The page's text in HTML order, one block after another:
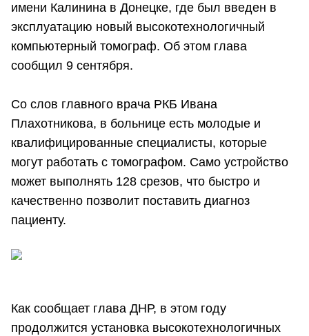
имени Калинина в Донецке, где был введен в
эксплуатацию новый высокотехнологичный
компьютерный томограф. Об этом глава
сообщил 9 сентября.
Со слов главного врача РКБ Ивана
Плахотникова, в больнице есть молодые и
квалифицированные специалисты, которые
могут работать с томографом. Само устройство
может выполнять 128 срезов, что быстро и
качественно позволит поставить диагноз
пациенту.
Как сообщает глава ДНР, в этом году
продолжится установка высокотехнологичных